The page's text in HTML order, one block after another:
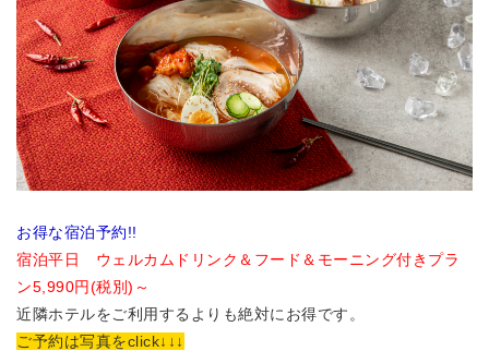
お得な宿泊予約!!
宿泊平日 ウェルカムドリンク＆フード＆モーニング付きプラ
ン5,990円(税別)～
近隣ホテルをご利用するよりも絶対にお得です。
ご予約は写真をclick↓↓↓